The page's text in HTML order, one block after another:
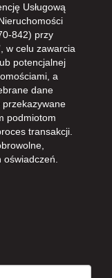
Usługową
842) przy
w celu zawarcia
potencjalnej
a
dane
podmiotom
transakcji.
oświadczeń.